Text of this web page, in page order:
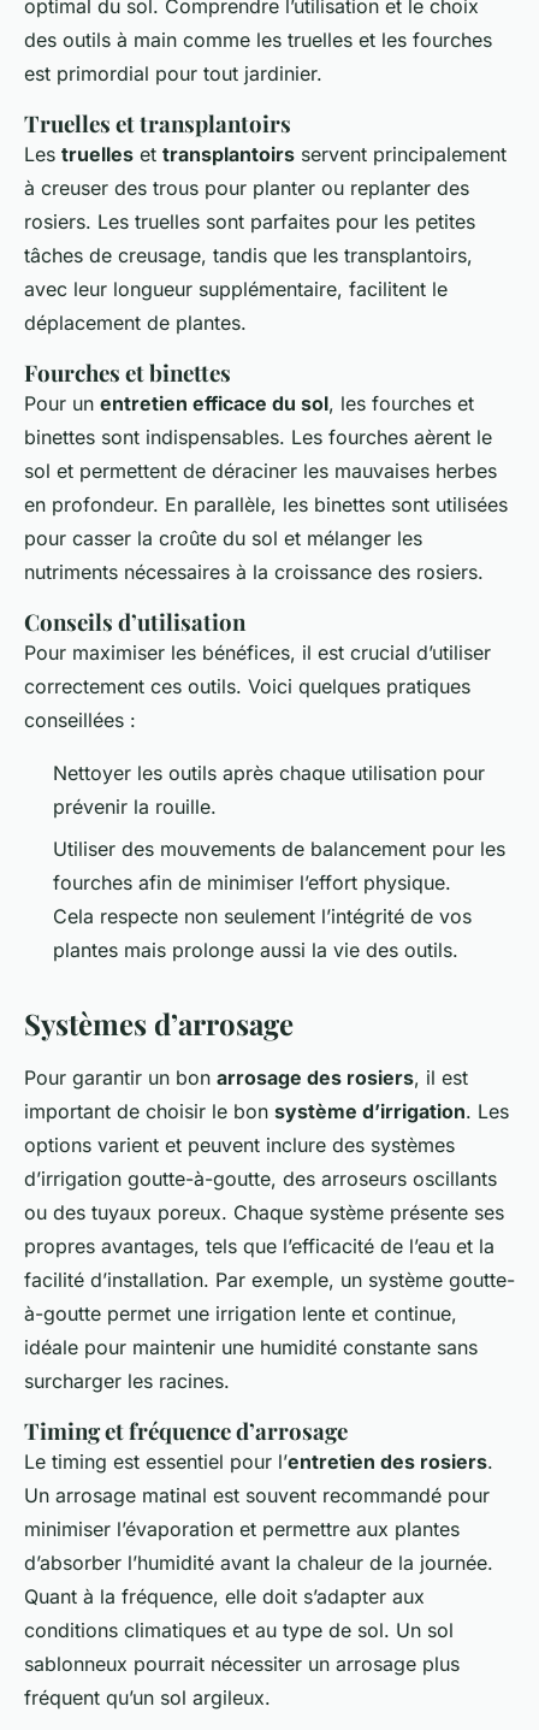
optimal du sol. Comprendre l’utilisation et le choix
des outils à main comme les truelles et les fourches
est primordial pour tout jardinier.
Truelles et transplantoirs
Les truelles et transplantoirs servent principalement
à creuser des trous pour planter ou replanter des
rosiers. Les truelles sont parfaites pour les petites
tâches de creusage, tandis que les transplantoirs,
avec leur longueur supplémentaire, facilitent le
déplacement de plantes.
Fourches et binettes
Pour un entretien efficace du sol, les fourches et
binettes sont indispensables. Les fourches aèrent le
sol et permettent de déraciner les mauvaises herbes
en profondeur. En parallèle, les binettes sont utilisées
pour casser la croûte du sol et mélanger les
nutriments nécessaires à la croissance des rosiers.
Conseils d’utilisation
Pour maximiser les bénéfices, il est crucial d’utiliser
correctement ces outils. Voici quelques pratiques
conseillées :
Nettoyer les outils après chaque utilisation pour
prévenir la rouille.
Utiliser des mouvements de balancement pour les
fourches afin de minimiser l’effort physique.
Cela respecte non seulement l’intégrité de vos
plantes mais prolonge aussi la vie des outils.
Systèmes d’arrosage
Pour garantir un bon arrosage des rosiers, il est
important de choisir le bon système d’irrigation. Les
options varient et peuvent inclure des systèmes
d’irrigation goutte-à-goutte, des arroseurs oscillants
ou des tuyaux poreux. Chaque système présente ses
propres avantages, tels que l’efficacité de l’eau et la
facilité d’installation. Par exemple, un système goutte-
à-goutte permet une irrigation lente et continue,
idéale pour maintenir une humidité constante sans
surcharger les racines.
Timing et fréquence d’arrosage
Le timing est essentiel pour l’entretien des rosiers.
Un arrosage matinal est souvent recommandé pour
minimiser l’évaporation et permettre aux plantes
d’absorber l’humidité avant la chaleur de la journée.
Quant à la fréquence, elle doit s’adapter aux
conditions climatiques et au type de sol. Un sol
sablonneux pourrait nécessiter un arrosage plus
fréquent qu’un sol argileux.